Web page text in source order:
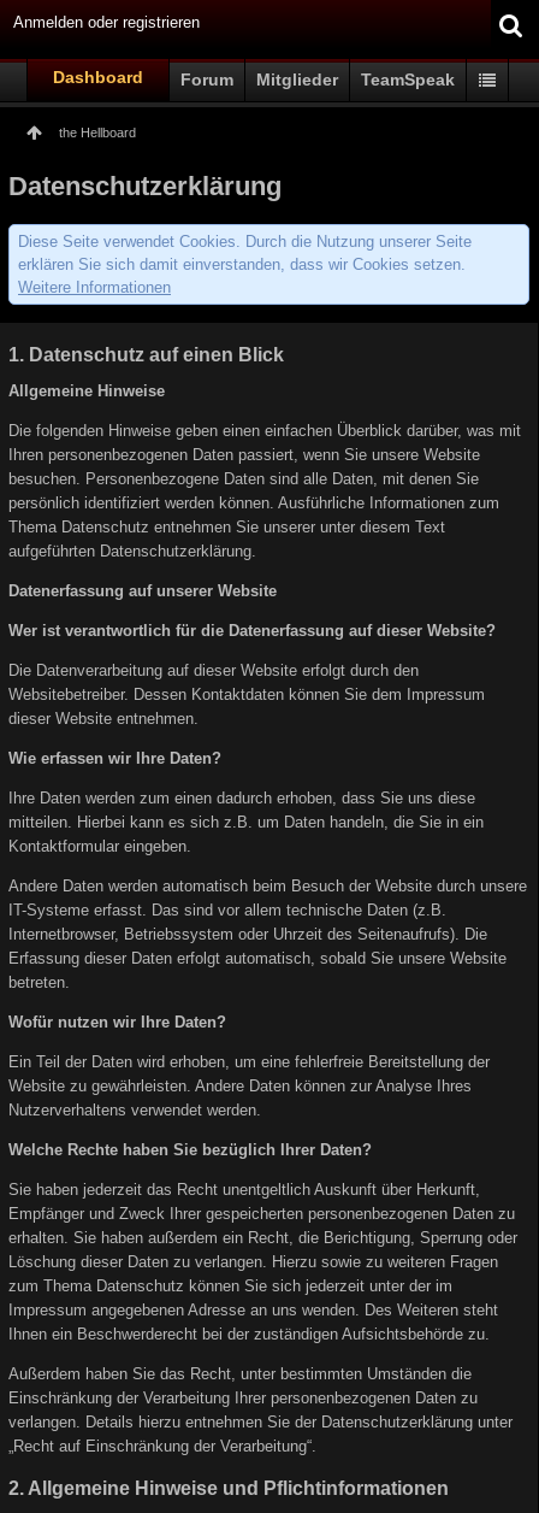
Anmelden oder registrieren
Dashboard Forum Mitglieder TeamSpeak
the Hellboard
Datenschutzerklärung
Diese Seite verwendet Cookies. Durch die Nutzung unserer Seite
erklären Sie sich damit einverstanden, dass wir Cookies setzen.
Weitere Informationen
1. Datenschutz auf einen Blick
Allgemeine Hinweise
Die folgenden Hinweise geben einen einfachen Überblick darüber, was mit
Ihren personenbezogenen Daten passiert, wenn Sie unsere Website
besuchen. Personenbezogene Daten sind alle Daten, mit denen Sie
persönlich identifiziert werden können. Ausführliche Informationen zum
Thema Datenschutz entnehmen Sie unserer unter diesem Text
aufgeführten Datenschutzerklärung.
Datenerfassung auf unserer Website
Wer ist verantwortlich für die Datenerfassung auf dieser Website?
Die Datenverarbeitung auf dieser Website erfolgt durch den
Websitebetreiber. Dessen Kontaktdaten können Sie dem Impressum
dieser Website entnehmen.
Wie erfassen wir Ihre Daten?
Ihre Daten werden zum einen dadurch erhoben, dass Sie uns diese
mitteilen. Hierbei kann es sich z.B. um Daten handeln, die Sie in ein
Kontaktformular eingeben.
Andere Daten werden automatisch beim Besuch der Website durch unsere
IT-Systeme erfasst. Das sind vor allem technische Daten (z.B.
Internetbrowser, Betriebssystem oder Uhrzeit des Seitenaufrufs). Die
Erfassung dieser Daten erfolgt automatisch, sobald Sie unsere Website
betreten.
Wofür nutzen wir Ihre Daten?
Ein Teil der Daten wird erhoben, um eine fehlerfreie Bereitstellung der
Website zu gewährleisten. Andere Daten können zur Analyse Ihres
Nutzerverhaltens verwendet werden.
Welche Rechte haben Sie bezüglich Ihrer Daten?
Sie haben jederzeit das Recht unentgeltlich Auskunft über Herkunft,
Empfänger und Zweck Ihrer gespeicherten personenbezogenen Daten zu
erhalten. Sie haben außerdem ein Recht, die Berichtigung, Sperrung oder
Löschung dieser Daten zu verlangen. Hierzu sowie zu weiteren Fragen
zum Thema Datenschutz können Sie sich jederzeit unter der im
Impressum angegebenen Adresse an uns wenden. Des Weiteren steht
Ihnen ein Beschwerderecht bei der zuständigen Aufsichtsbehörde zu.
Außerdem haben Sie das Recht, unter bestimmten Umständen die
Einschränkung der Verarbeitung Ihrer personenbezogenen Daten zu
verlangen. Details hierzu entnehmen Sie der Datenschutzerklärung unter
„Recht auf Einschränkung der Verarbeitung“.
2. Allgemeine Hinweise und Pflichtinformationen